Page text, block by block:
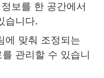
보를 한 공간에서
습니다.
에 맞춰 조정되는
관리할 수 있습니